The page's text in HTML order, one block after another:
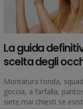
La guida
scelta degli
Montatura tonda,
goccia, a farfalla,
siete mai chiesti se